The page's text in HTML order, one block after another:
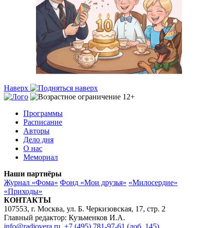
Наверх
Программы
Расписание
Авторы
Дело дня
О нас
Мемориал
Наши партнёры
Журнал «Фома» Фонд «Мои друзья» «Милосердие»
«Приходы»
КОНТАКТЫ
107553, г. Москва, ул. Б. Черкизовская, 17, стр. 2
Главный редактор: Кузьменков И.А.
info@radiovera.ru, +7 (495) 781-97-61 (доб. 145)